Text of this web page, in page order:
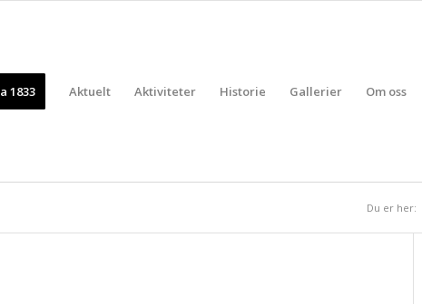
1833 Aktuelt Aktiviteter Historie Gallerier Om oss
Du er her: